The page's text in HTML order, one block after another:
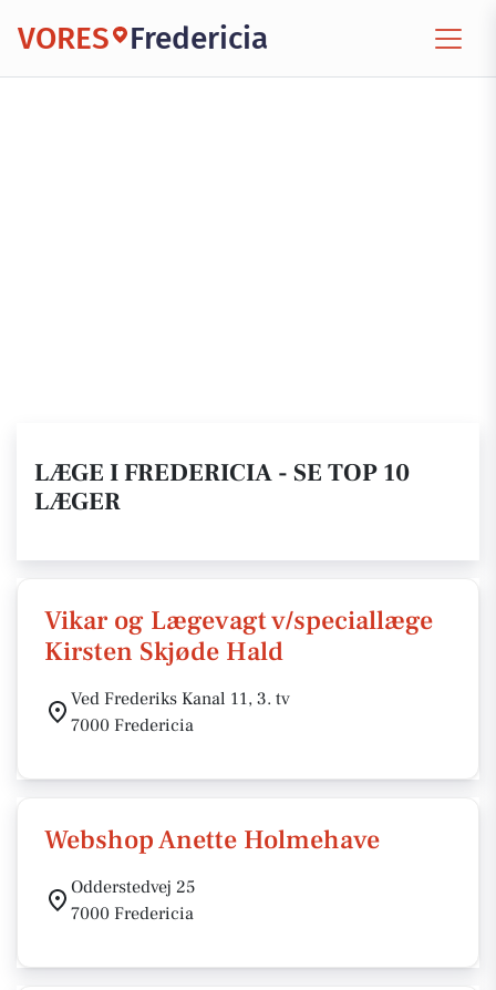
VORES Fredericia
LÆGE I FREDERICIA - SE TOP 10
LÆGER
Vikar og Lægevagt v/speciallæge
Kirsten Skjøde Hald
Ved Frederiks Kanal 11, 3. tv
7000 Fredericia
Webshop Anette Holmehave
Odderstedvej 25
7000 Fredericia